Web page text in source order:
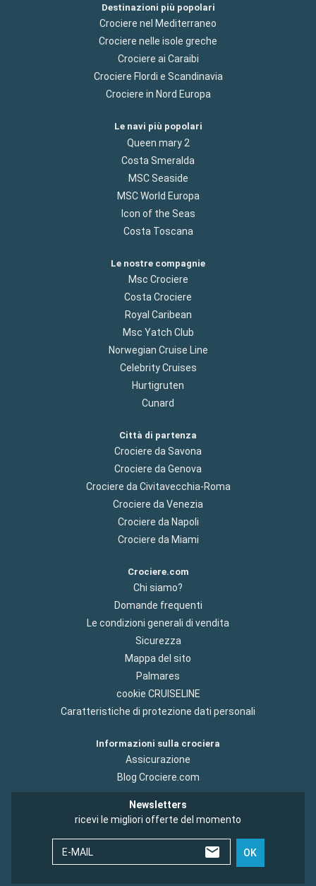
Destinazioni più popolari
Crociere nel Mediterraneo
Crociere nelle isole greche
Crociere ai Caraibi
Crociere Flordi e Scandinavia
Crociere in Nord Europa
Le navi più popolari
Queen mary 2
Costa Smeralda
MSC Seaside
MSC World Europa
Icon of the Seas
Costa Toscana
Le nostre compagnie
Msc Crociere
Costa Crociere
Royal Caribean
Msc Yatch Club
Norwegian Cruise Line
Celebrity Cruises
Hurtigruten
Cunard
Città di partenza
Crociere da Savona
Crociere da Genova
Crociere da Civitavecchia-Roma
Crociere da Venezia
Crociere da Napoli
Crociere da Miami
Crociere.com
Chi siamo?
Domande frequenti
Le condizioni generali di vendita
Sicurezza
Mappa del sito
Palmares
cookie CRUISELINE
Caratteristiche di protezione dati personali
Informazioni sulla crociera
Assicurazione
Blog Crociere.com
Newsletters
ricevi le migliori offerte del momento
E-MAIL OK